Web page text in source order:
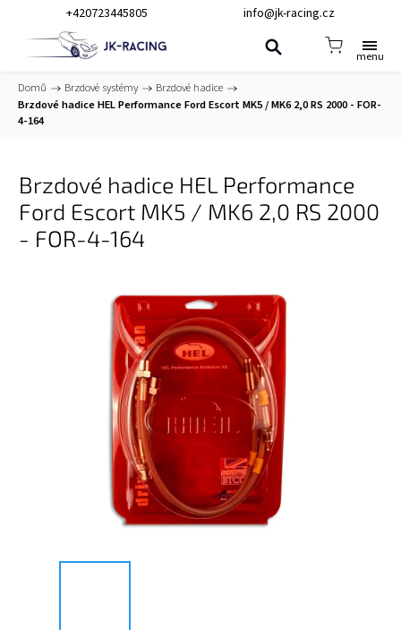
+420723445805 info@jk-racing.cz
Domů / Brzdové systémy / Brzdové hadice /
Brzdové hadice HEL Performance Ford Escort MK5 / MK6 2,0 RS 2000 - FOR-
4-164
Brzdové hadice HEL Performance
Ford Escort MK5 / MK6 2,0 RS 2000
- FOR-4-164